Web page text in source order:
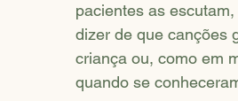
pacientes as
dizer de que canções
criança ou, como em
quando se